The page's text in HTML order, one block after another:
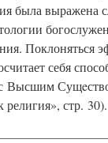
была выражена
Поклоняться
себя
Высшим
религия», стр. 30).